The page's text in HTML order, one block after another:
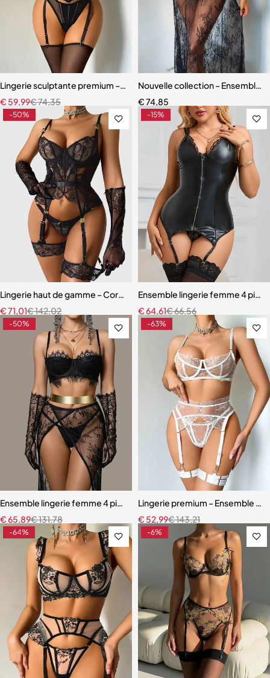
Lingerie sculptante premium – Ensemble cinq pièces en maille ultra-
€74,35
€ 59,99
Nouvelle collection – Ensemble
€74,85
-50%
Lingerie haut de gamme – Corset en dentelle avec string,
€142,02
€71,01
-15%
Ensemble lingerie femme 4
€66,56
€64,61
-50%
Ensemble lingerie femme 4 pièces – Dentelle noire avec soutien-
€131,78
€65,89
-63%
Lingerie premium – Ensemble
€143,21
€ 52,99
-64% -6%